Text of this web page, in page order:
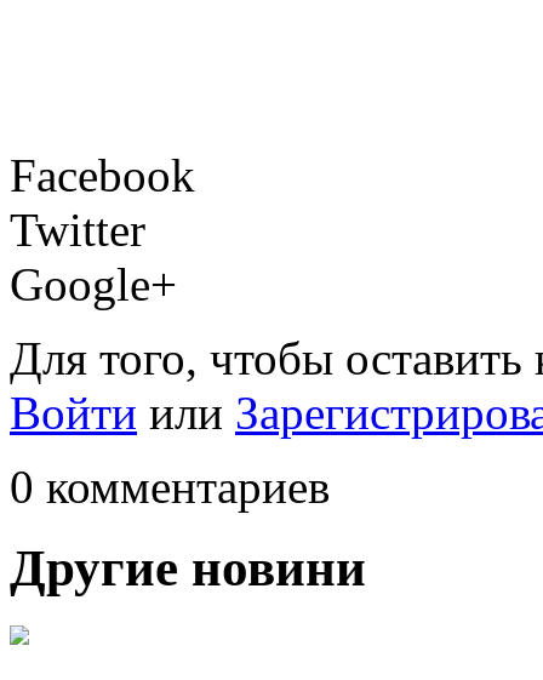
Facebook
Twitter
Google+
Для того, чтобы
Войти или
0 комментариев
Другие новини